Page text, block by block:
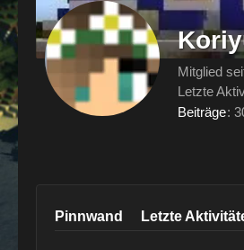
Mitglied
Letzte
Beiträge
Pinnwand Letzte